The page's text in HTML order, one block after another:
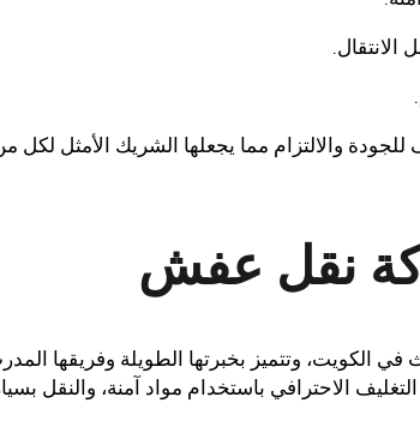
والالتزام مما يجعلها الشريك الأمثل لكل
نقل عفش
الكويت، وتتميز بخبرتها الطويلة وفريقها
الاحترافي باستخدام مواد آمنة، والنقل